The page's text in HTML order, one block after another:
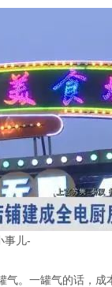
事儿-
。一罐气的话，成